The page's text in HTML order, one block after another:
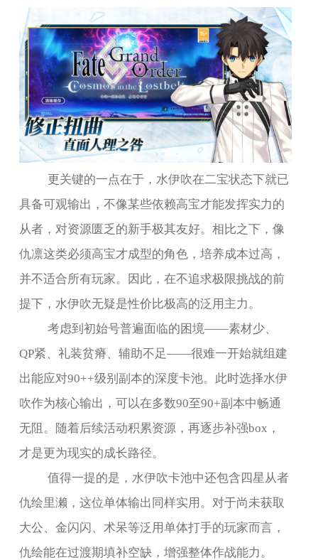
更关键的一点在于，水伊吹在二宝状态下就已
具备可观输出，不像某些依赖高宝才能发挥实力的
从者，对资源匮乏的新手极其友好。相比之下，像
仇凛这类必须高宝才成型的角色，培养成本过高，
并不适合所有玩家。因此，在不追求极限挑战的前
提下，水伊吹无疑是性价比极高的泛用主力。
考虑到初始号普遍面临的困境——素材少、
QP紧、礼装贫瘠、辅助不足——很难一开始就组建
出能应对90++级别副本的深度卡池。此时选择水伊
吹作为核心输出，可以在多数90至90+副本中畅通
无阻。随着后续活动积累资源，再逐步补强box ，
才是更为现实的成长路径。
值得一提的是，水伊吹卡池中还包含四星从者
仇绘里濑，这位单体输出同样实用。对于尚未获取
大公、金闪闪、术呆等泛用单体打手的玩家而言，
仇绘能在过渡期填补空缺，增强整体作战能力。